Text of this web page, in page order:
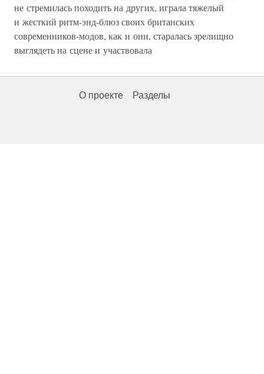
не стремилась походить на других, играла тяжелый
и жесткий ритм-энд-блюз своих британских
современников-модов, как и они, старалась зрелищно
выглядеть на сцене и участвовала
О проекте Разделы